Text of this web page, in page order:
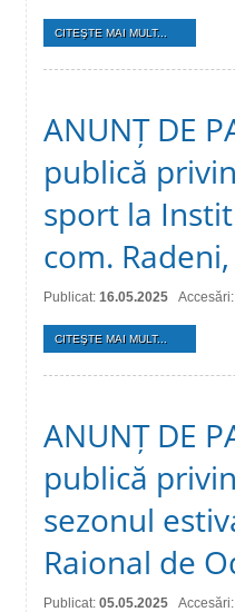
CITEŞTE MAI MULT...
ANUNȚ DE
publică
sport la
com.
Publicat: 16.05.2025
CITEŞTE MAI MULT...
ANUNȚ DE
publică
sezonul
Raional de
Publicat: 05.05.2025